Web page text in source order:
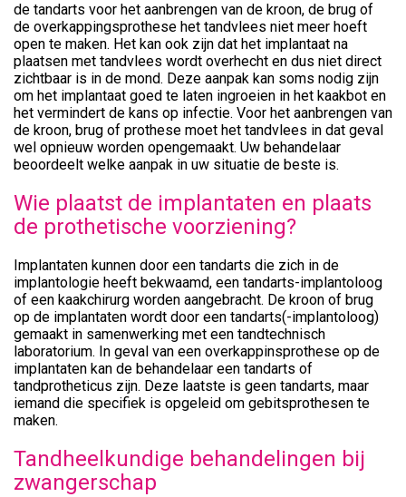
de tandarts voor het aanbrengen van de kroon, de brug of
de overkappingsprothese het tandvlees niet meer hoeft
open te maken. Het kan ook zijn dat het implantaat na
plaatsen met tandvlees wordt overhecht en dus niet direct
zichtbaar is in de mond. Deze aanpak kan soms nodig zijn
om het implantaat goed te laten ingroeien in het kaakbot en
het vermindert de kans op infectie. Voor het aanbrengen van
de kroon, brug of prothese moet het tandvlees in dat geval
wel opnieuw worden opengemaakt. Uw behandelaar
beoordeelt welke aanpak in uw situatie de beste is.
Wie plaatst de implantaten en plaats
de prothetische voorziening?
Implantaten kunnen door een tandarts die zich in de
implantologie heeft bekwaamd, een tandarts-implantoloog
of een kaakchirurg worden aangebracht. De kroon of brug
op de implantaten wordt door een tandarts(-implantoloog)
gemaakt in samenwerking met een tandtechnisch
laboratorium. In geval van een overkappinsprothese op de
implantaten kan de behandelaar een tandarts of
tandprotheticus zijn. Deze laatste is geen tandarts, maar
iemand die specifiek is opgeleid om gebitsprothesen te
maken.
Tandheelkundige behandelingen bij
zwangerschap